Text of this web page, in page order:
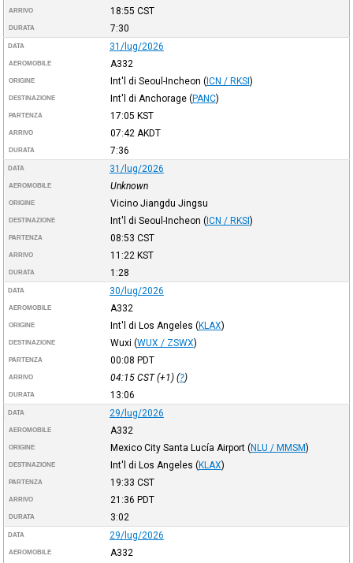
ARRIVO 18:55 CST
DURATA 7:30
DATA 31/lug/2026
AEROMOBILE A332
ORIGINE Int'l di Seoul-Incheon (ICN / RKSI)
DESTINAZIONE Int'l di Anchorage (PANC)
PARTENZA 17:05 KST
ARRIVO 07:42 AKDT
DURATA 7:36
DATA 31/lug/2026
AEROMOBILE Unknown
ORIGINE Vicino Jiangdu Jingsu
DESTINAZIONE Int'l di Seoul-Incheon (ICN / RKSI)
PARTENZA 08:53 CST
ARRIVO 11:22 KST
DURATA 1:28
DATA 30/lug/2026
AEROMOBILE A332
ORIGINE Int'l di Los Angeles (KLAX)
DESTINAZIONE Wuxi (WUX / ZSWX)
PARTENZA 00:08 PDT
ARRIVO 04:15 CST(+1) (?)
DURATA 13:06
DATA 29/lug/2026
AEROMOBILE A332
ORIGINE Mexico City Santa Lucía Airport (NLU / MMSM)
DESTINAZIONE Int'l di Los Angeles (KLAX)
PARTENZA 19:33 CST
ARRIVO 21:36 PDT
DURATA 3:02
DATA 29/lug/2026
AEROMOBILE A332